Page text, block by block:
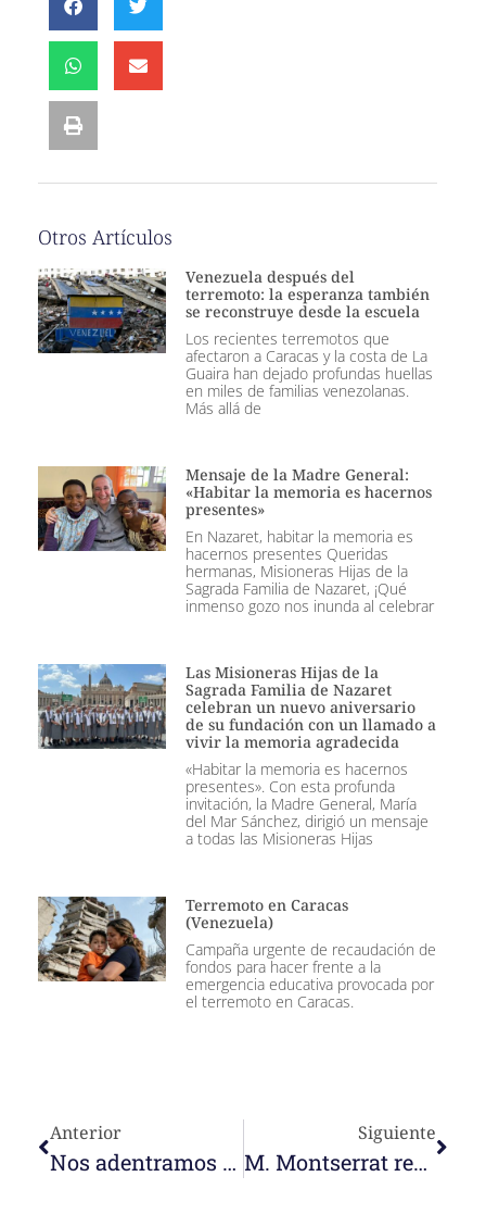
Otros Artículos
Venezuela después del
terremoto: la esperanza también
se reconstruye desde la escuela
Los recientes terremotos que
afectaron a Caracas y la costa de La
Guaira han dejado profundas huellas
en miles de familias venezolanas.
Más allá de
Mensaje de la Madre General:
«Habitar la memoria es hacernos
presentes»
En Nazaret, habitar la memoria es
hacernos presentes Queridas
hermanas, Misioneras Hijas de la
Sagrada Familia de Nazaret, ¡Qué
inmenso gozo nos inunda al celebrar
Las Misioneras Hijas de la
Sagrada Familia de Nazaret
celebran un nuevo aniversario
de su fundación con un llamado a
vivir la memoria agradecida
«Habitar la memoria es hacernos
presentes». Con esta profunda
invitación, la Madre General, María
del Mar Sánchez, dirigió un mensaje
a todas las Misioneras Hijas
Terremoto en Caracas
(Venezuela)
Campaña urgente de recaudación de
fondos para hacer frente a la
emergencia educativa provocada por
el terremoto en Caracas.
Anterior
Nos adentramos en la comunidad de Darwin (Australia) para conocer el día a día de las religiosas
Siguiente
M. Montserrat realiza Visita Canónica en Bello (Colombia). La comunidad la acoge con este video…